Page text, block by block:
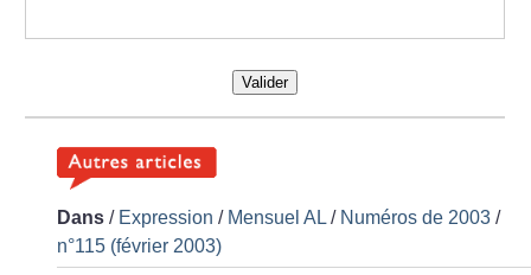
Valider
Dans / Expression / Mensuel AL / Numéros de 2003 /
n°115 (février 2003)